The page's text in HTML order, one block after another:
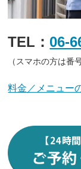
TEL： 06-
（スマホの方は番
料金／メニュー